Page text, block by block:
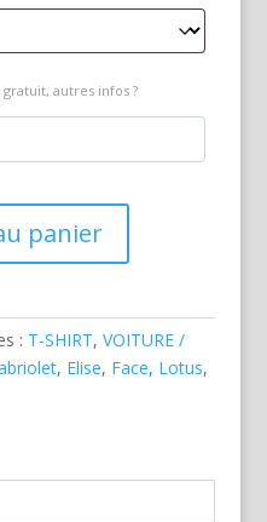
autres infos ?
panier
: T-SHIRT, VOITURE /
, Elise, Face, Lotus,